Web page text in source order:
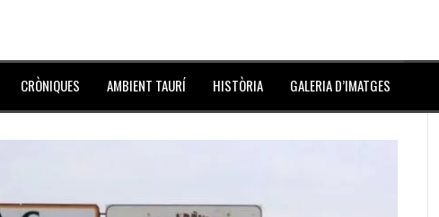
de la noche y Ventura pone el Coliseo Balear en pie
CRÒNIQUES AMBIENT TAURÍ HISTÒRIA GALERIA D’IMATGES